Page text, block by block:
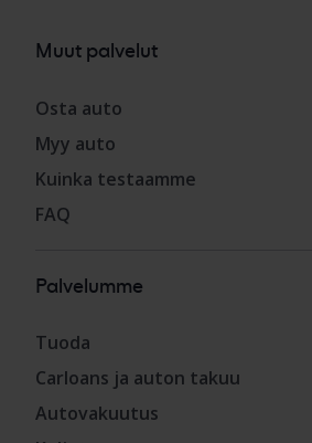
Muut palvelut
Osta auto
Myy auto
Kuinka testaamme
FAQ
Palvelumme
Tuoda
Carloans ja auton takuu
Autovakuutus